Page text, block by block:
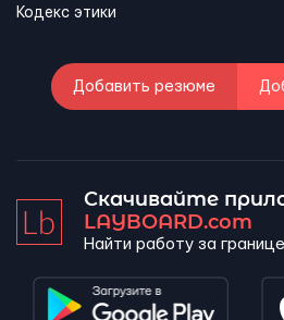
Кодекс этики
Добавить резюме
Скачивайте
LAYBOARD.com
Найти работу за